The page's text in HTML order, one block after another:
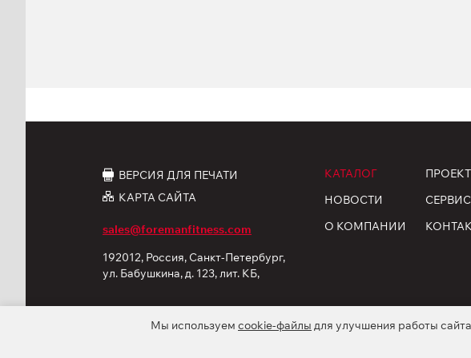
ВЕРСИЯ ДЛЯ ПЕЧАТИ
КАРТА САЙТА
sales@foremanfitness.com
192012, Россия, Санкт-Петербург,
ул. Бабушкина, д. 123, лит. КБ,
КАТАЛОГ
НОВОСТИ
О КОМПАНИИ
СЕРВИС
© 2026 ООО «ФОРМАН Продактс». Все права защищены.
Cогласие на
Мы используем cookie-файлы для улучшения работы